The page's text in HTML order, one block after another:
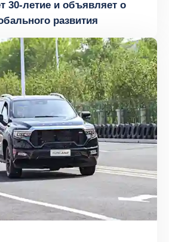
30‑летие и объявляет о
развития